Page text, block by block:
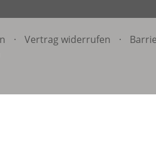
· Vertrag widerrufen ·